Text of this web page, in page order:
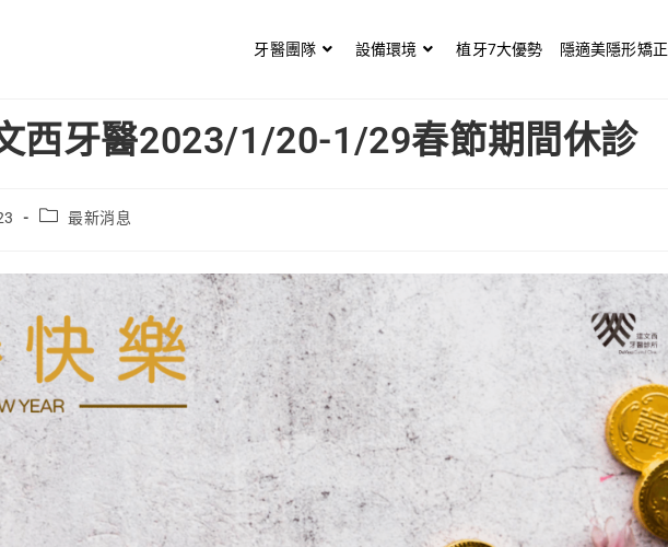
牙醫團隊 設備環境 植牙7大優勢 隱適美隱形矯正
西牙醫2023/1/20-1/29春節期間休診
最新消息